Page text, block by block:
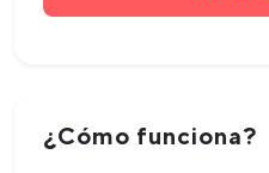
¿Cómo funciona?